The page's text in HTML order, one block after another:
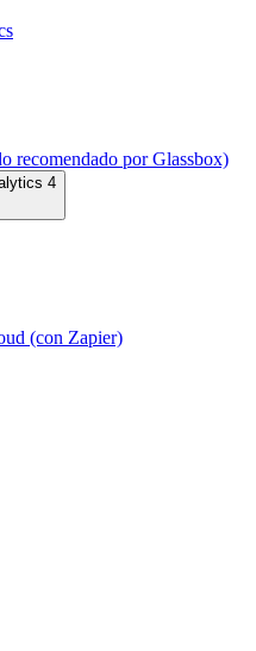
recomendado por Glassbox)
4
(con Zapier)